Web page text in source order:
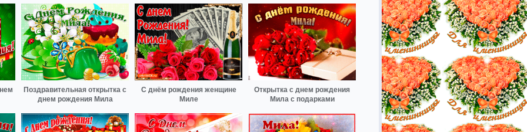
Поздравительная открытка с
днем рождения Мила
С днём рождения женщине
Миле
Открытка с днем рождения
Мила с подарками